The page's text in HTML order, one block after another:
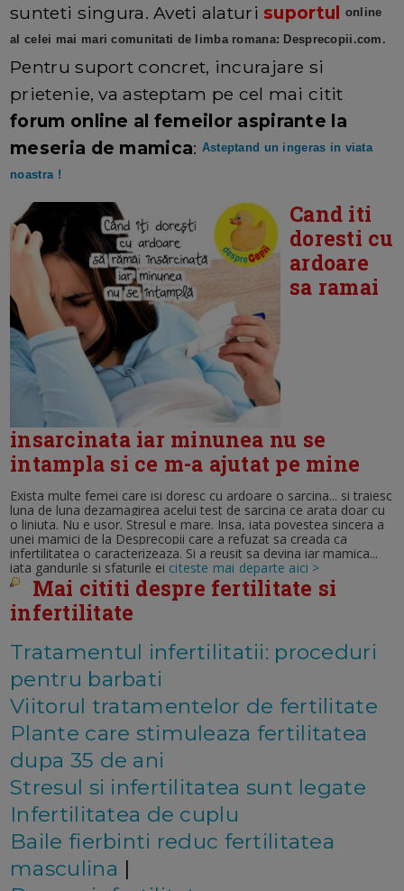
sunteti singura. Aveti alaturi suportul online
al celei mai mari comunitati de limba romana: Desprecopii.com.
Pentru suport concret, incurajare si
prietenie, va asteptam pe cel mai citit
forum online al femeilor aspirante la
meseria de mamica: Asteptand un ingeras in viata
noastra !
Cand iti
doresti cu
ardoare
sa ramai
insarcinata iar minunea nu se
intampla si ce m-a ajutat pe mine
Exista multe femei care isi doresc cu ardoare o sarcina... si traiesc
luna de luna dezamagirea acelui test de sarcina ce arata doar cu
o liniuta. Nu e usor. Stresul e mare. Insa, iata povestea sincera a
unei mamici de la Desprecopii care a refuzat sa creada ca
infertilitatea o caracterizeaza. Si a reusit sa devina iar mamica...
iata gandurile si sfaturile ei citeste mai departe aici >
Mai cititi despre fertilitate si
infertilitate
Tratamentul infertilitatii: proceduri
pentru barbati
Viitorul tratamentelor de fertilitate
Plante care stimuleaza fertilitatea
dupa 35 de ani
Stresul si infertilitatea sunt legate
Infertilitatea de cuplu
Baile fierbinti reduc fertilitatea
masculina |